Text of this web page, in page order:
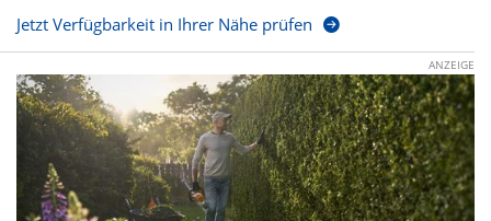
Jetzt Verfügbarkeit in Ihrer Nähe prüfen
ANZEIGE